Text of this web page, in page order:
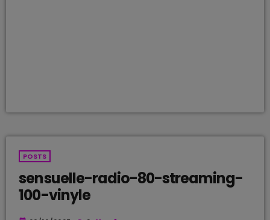
POSTS
sensuelle-radio-80-streaming-
100-vinyle